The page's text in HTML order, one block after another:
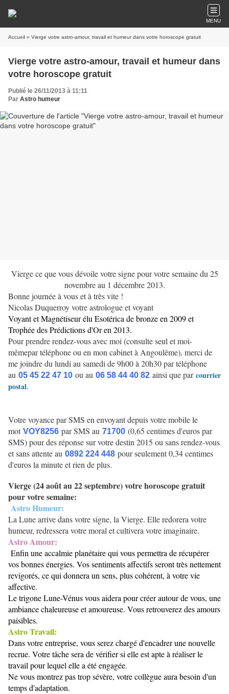
MENU
Accueil » Vierge votre astro-amour, travail et humeur dans votre horoscope gratuit
Vierge votre astro-amour, travail et humeur dans
votre horoscope gratuit
Publié le 26/11/2013 à 11:11
Par Astro humeur
Vierge ce que vous dévoile votre signe pour votre semaine du 25
novembre au 1 décembre 2013.
Bonne journée à vous et à très vite !
Nicolas Duquerroy votre astrologue et voyant
Voyant et Magnétiseur élu Esotérica de bronze en 2009 et
Trophée des Prédictions d'Or en 2013.
Pour prendre rendez-vous avec moi (consulte seul et moi-
mêmepar téléphone ou en mon cabinet à Angoulême), merci de
me joindre du lundi au samedi de 9h00 à 20h30 par téléphone
au 05 45 22 47 10 ou au 06 58 44 40 82 ainsi que parcourrier
postal.
Votre voyance par SMS en envoyant depuis votre mobile le
mot VOY8256 par SMS au 71700 (0,65 centimes d'euros par
SMS) pour des réponse sur votre destin 2015 ou sans rendez-vous
et sans attente au 0892 224 448 pour seulement 0,34 centimes
d'euros la minute et rien de plus.
Vierge (24 août au 22 septembre) votre horoscope gratuit
pour votre semaine:
Astro Humeur:
La Lune arrive dans votre signe, la Vierge. Elle redorera votre
humeur, redressera votre moral et cultivera votre imaginaire.
Astro Amour:
Enfin une accalmie planétaire qui vous permettra de récupérer
vos bonnes énergies. Vos sentiments affectifs seront très nettement
revigorés, ce qui donnera un sens, plus cohérent, à votre vie
affective.
Le trigone Lune-Vénus vous aidera pour créer autour de vous, une
ambiance chaleureuse et amoureuse. Vous retrouverez des amours
paisibles.
Astro Travail:
Dans votre entreprise, vous serez chargé d'encadrer une nouvelle
recrue. Votre tâche sera de vérifier si elle est apte à réaliser le
travail pour lequel elle a été engagée.
Ne vous montrez pas trop sévère, votre collègue aura besoin d'un
temps d'adaptation.